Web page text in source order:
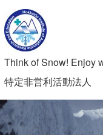
Think of Snow! Enjoy
特定非営利活動法人